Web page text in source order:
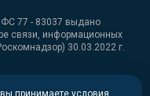
77 - 83037 выдано
связи, информационных
30.03.2022 г.
принимаете условия